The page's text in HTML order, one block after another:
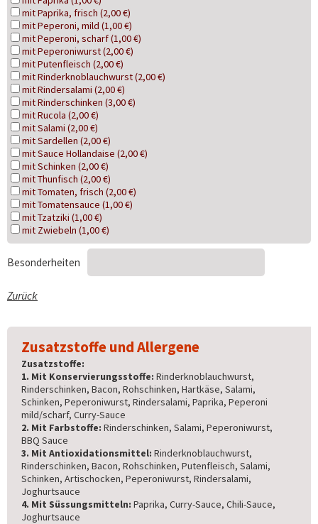
mit Paprika, frisch (2,00 €)
mit Peperoni, mild (1,00 €)
mit Peperoni, scharf (1,00 €)
mit Peperoniwurst (2,00 €)
mit Putenfleisch (2,00 €)
mit Rinderknoblauchwurst (2,00 €)
mit Rindersalami (2,00 €)
mit Rinderschinken (3,00 €)
mit Rucola (2,00 €)
mit Salami (2,00 €)
mit Sardellen (2,00 €)
mit Sauce Hollandaise (2,00 €)
mit Schinken (2,00 €)
mit Thunfisch (2,00 €)
mit Tomaten, frisch (2,00 €)
mit Tomatensauce (1,00 €)
mit Tzatziki (1,00 €)
mit Zwiebeln (1,00 €)
Besonderheiten
Zurück
Zusatzstoffe und Allergene
Zusatzstoffe:
1. Mit Konservierungsstoffe: Rinderknoblauchwurst,
Rinderschinken, Bacon, Rohschinken, Hartkäse, Salami,
Schinken, Peperoniwurst, Rindersalami, Paprika, Peperoni
mild/scharf, Curry-Sauce
2. Mit Farbstoffe: Rinderschinken, Salami, Peperoniwurst,
BBQ Sauce
3. Mit Antioxidationsmittel: Rinderknoblauchwurst,
Rinderschinken, Bacon, Rohschinken, Putenfleisch, Salami,
Schinken, Artischocken, Peperoniwurst, Rindersalami,
Joghurtsauce
4. Mit Süssungsmitteln: Paprika, Curry-Sauce, Chili-Sauce,
Joghurtsauce